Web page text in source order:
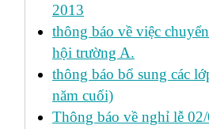
2013
thông báo về việc
hội trường A.
thông báo bổ sung các
năm cuối)
Thông báo về nghỉ lễ